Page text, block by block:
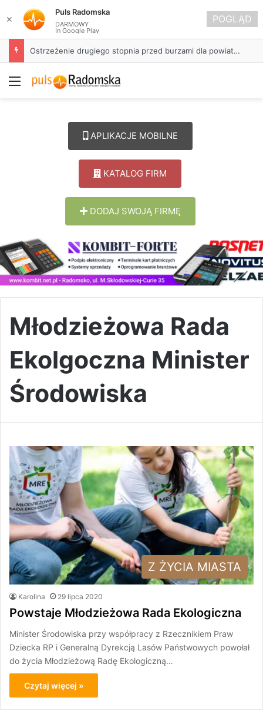
Ostrzeżenie drugiego stopnia przed burzami dla powiatu radomszczańskiego
Menu
APLIKACJE MOBILNE
KATALOG FIRM
DODAJ SWOJĄ FIRMĘ
Młodzieżowa Rada
Ekolgoczna Minister
Środowiska
Z ŻYCIA MIASTA
Karolina 29 lipca 2020
Powstaje Młodzieżowa Rada Ekologiczna
Minister Środowiska przy współpracy z Rzecznikiem Praw
Dziecka RP i Generalną Dyrekcją Lasów Państwowych powołał
do życia Młodzieżową Radę Ekologiczną…
Czytaj więcej »
✕
Puls Radomska
DARMOWY
In Google Play
POGLĄD